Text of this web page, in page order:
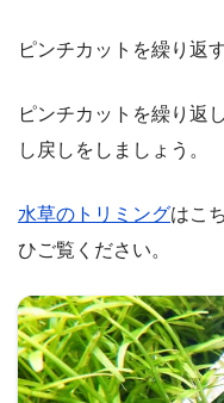
ピンチカットを繰り返
ピンチカットを繰り返
し戻しをしましょう。
水草のトリミングはこ
ひご覧ください。